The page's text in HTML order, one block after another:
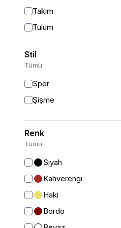
Takım
Tulum
Pantolon
Etek
Şal
Bone
Ferace
Kap & Pardesü
Trençkot
Hırka
Stil
Tümü
Spor
Şişme
Renk
Tümü
Siyah
Kahverengi
Haki
Bordo